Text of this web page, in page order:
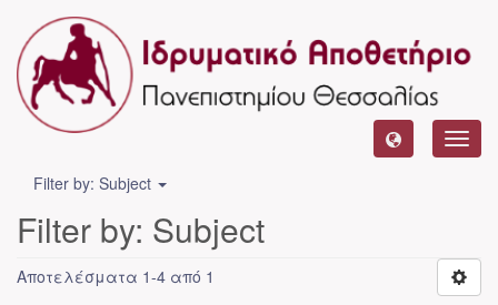
Filter by: Subject
Filter by: Subject
Αποτελέσματα 1-4 από 1